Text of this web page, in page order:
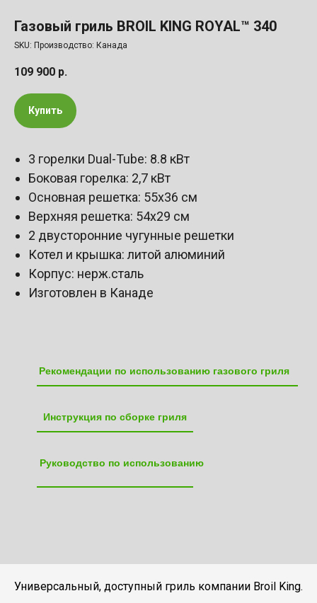
Газовый гриль BROIL KING ROYAL™ 340
SKU: Производство: Канада
109 900 р.
Купить
3 горелки Dual-Tube: 8.8 кВт
Боковая горелка: 2,7 кВт
Основная решетка: 55х36 см
Верхняя решетка: 54х29 см
2 двусторонние чугунные решетки
Котел и крышка: литой алюминий
Корпус: нерж.сталь
Изготовлен в Канаде
Рекомендации по использованию газового гриля
Инструкция по сборке гриля
Руководство по использованию
Универсальный, доступный гриль компании Broil King.